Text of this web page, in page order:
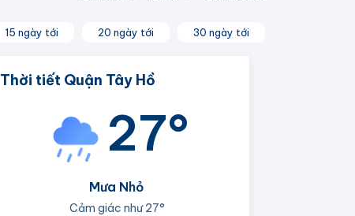
15 ngày tới 20 ngày tới 30 ngày tới
Thời tiết Quận Tây Hồ
27°
Mưa Nhỏ
Cảm giác như27°